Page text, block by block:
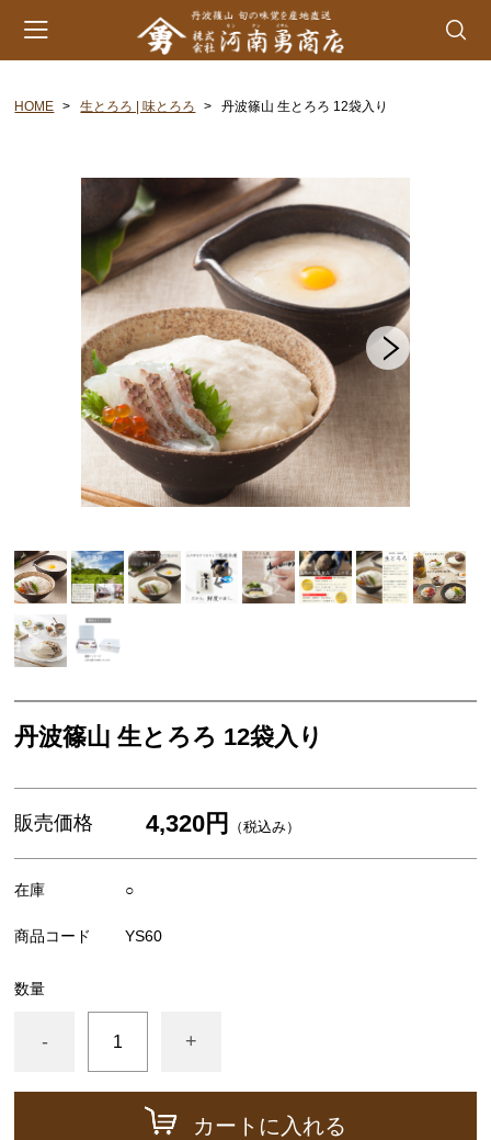
マイページ
丹波山の芋
生とろろ | 味とろろ
丹波おはぎ
黒豆煮 | 栗甘露煮
黒大豆 | 大納言小豆
スイーツ・お菓子
お歳暮ギフト
丹波栗・黒枝豆
佃煮・惣菜・調味料
HOME 生とろろ | 味とろろ 丹波篠山 生とろろ 12袋入り
丹波篠山 生とろろ 12袋入り
販売価格 4,320円 （税込み）
在庫 ○
商品コード YS60
数量
- +
カートに入れる